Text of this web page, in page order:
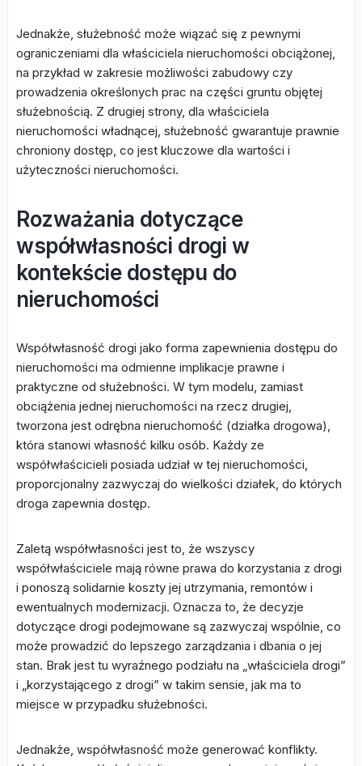
Jednakże, służebność może wiązać się z pewnymi
ograniczeniami dla właściciela nieruchomości obciążonej,
na przykład w zakresie możliwości zabudowy czy
prowadzenia określonych prac na części gruntu objętej
służebnością. Z drugiej strony, dla właściciela
nieruchomości władnącej, służebność gwarantuje prawnie
chroniony dostęp, co jest kluczowe dla wartości i
użyteczności nieruchomości.
Rozważania dotyczące
współwłasności drogi w
kontekście dostępu do
nieruchomości
Współwłasność drogi jako forma zapewnienia dostępu do
nieruchomości ma odmienne implikacje prawne i
praktyczne od służebności. W tym modelu, zamiast
obciążenia jednej nieruchomości na rzecz drugiej,
tworzona jest odrębna nieruchomość (działka drogowa),
która stanowi własność kilku osób. Każdy ze
współwłaścicieli posiada udział w tej nieruchomości,
proporcjonalny zazwyczaj do wielkości działek, do których
droga zapewnia dostęp.
Zaletą współwłasności jest to, że wszyscy
współwłaściciele mają równe prawa do korzystania z drogi
i ponoszą solidarnie koszty jej utrzymania, remontów i
ewentualnych modernizacji. Oznacza to, że decyzje
dotyczące drogi podejmowane są zazwyczaj wspólnie, co
może prowadzić do lepszego zarządzania i dbania o jej
stan. Brak jest tu wyraźnego podziału na „właściciela drogi”
i „korzystającego z drogi” w takim sensie, jak ma to
miejsce w przypadku służebności.
Jednakże, współwłasność może generować konflikty.